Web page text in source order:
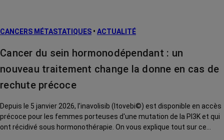
CANCERS MÉTASTATIQUES • ACTUALITÉ
Cancer du sein hormonodépendant : un
nouveau traitement change la donne en cas de
rechute précoce
Depuis le 5 janvier 2026, l’inavolisib (Itovebi©) est disponible en accès
précoce pour les femmes porteuses d'une mutation de la PI3K et qui
ont récidivé sous hormonothérapie. On vous explique tout sur ce